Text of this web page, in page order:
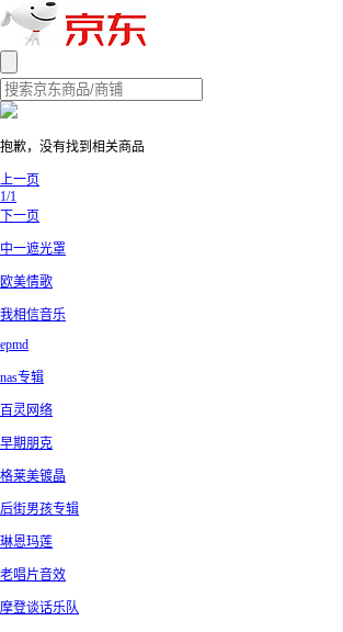
抱歉，没有找到相关商品
上一页
1/1
下一页
中一遮光罩
欧美情歌
我相信音乐
epmd
nas专辑
百灵网络
早期朋克
格莱美镀晶
后街男孩专辑
琳恩玛莲
老唱片音效
摩登谈话乐队